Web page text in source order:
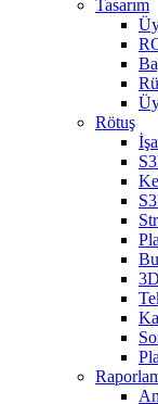
Tasarım
Rötuş